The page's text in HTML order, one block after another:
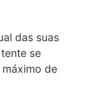
das suas
se
de